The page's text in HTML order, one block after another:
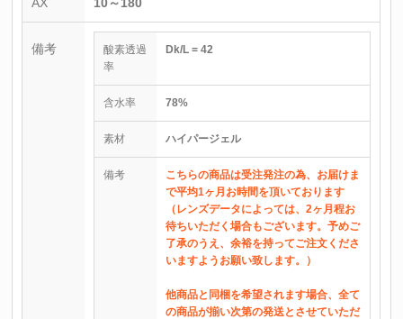
備考
酸素透過
率
Dk/L = 42
含水率 78%
素材 ハイパージェル
備考
こちらの商品は受注発注の為、お届けま
で平均1ヶ月お時間を頂いております
（レンズデータによっては、2ヶ月程お
待ちいただく場合もございます。予めご
了承のうえ、余裕を持ってご注文くださ
いますようお願い致します。）
他商品と同梱を希望されます場合、全て
の商品が揃い次第の発送とさせていただ